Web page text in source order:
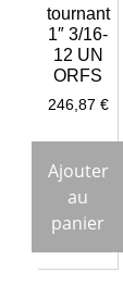
tournant
1″ 3/16-
12 UN
ORFS
246,87 €
Ajouter
au
panier